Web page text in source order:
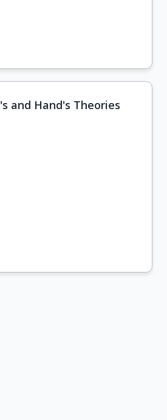
and Hand's Theories